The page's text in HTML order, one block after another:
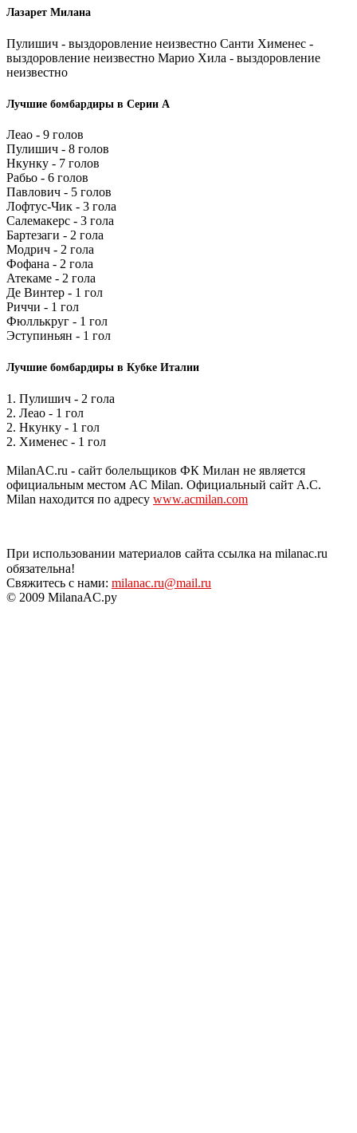
Лазарет Милана
Пулишич - выздоровление неизвестно Санти Хименес -
выздоровление неизвестно Марио Хила - выздоровление
неизвестно
Лучшие бомбардиры в Серии А
Леао - 9 голов
Пулишич - 8 голов
Нкунку - 7 голов
Рабьо - 6 голов
Павлович - 5 голов
Лофтус-Чик - 3 гола
Салемакерс - 3 гола
Бартезаги - 2 гола
Модрич - 2 гола
Фофана - 2 гола
Атекаме - 2 гола
Де Винтер - 1 гол
Риччи - 1 гол
Фюллькруг - 1 гол
Эступиньян - 1 гол
Лучшие бомбардиры в Кубке Италии
1. Пулишич - 2 гола
2. Леао - 1 гол
2. Нкунку - 1 гол
2. Хименес - 1 гол
MilanAC.ru - сайт болельщиков ФК Милан не является
официальным местом AC Milan. Официальный сайт A.C.
Milan находится по адресу www.acmilan.com
При использовании материалов сайта ссылка на milanac.ru
обязательна!
Свяжитесь с нами: milanac.ru@mail.ru
© 2009 MilanaAC.ру